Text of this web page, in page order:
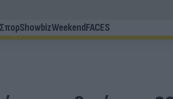
ΣπορShowbizWeekendFACES